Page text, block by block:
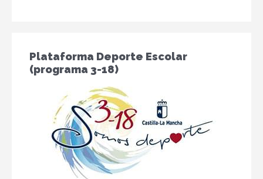
Plataforma Deporte Escolar
(programa 3-18)